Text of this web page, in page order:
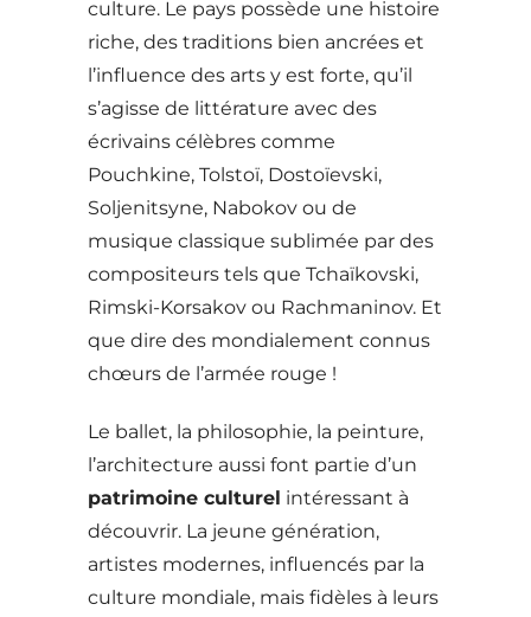
culture. Le pays possède une histoire
riche, des traditions bien ancrées et
l’influence des arts y est forte, qu’il
s’agisse de littérature avec des
écrivains célèbres comme
Pouchkine, Tolstoï, Dostoïevski,
Soljenitsyne, Nabokov ou de
musique classique sublimée par des
compositeurs tels que Tchaïkovski,
Rimski-Korsakov ou Rachmaninov. Et
que dire des mondialement connus
chœurs de l’armée rouge !
Le ballet, la philosophie, la peinture,
l’architecture aussi font partie d’un
patrimoine culturel intéressant à
découvrir. La jeune génération,
artistes modernes, influencés par la
culture mondiale, mais fidèles à leurs